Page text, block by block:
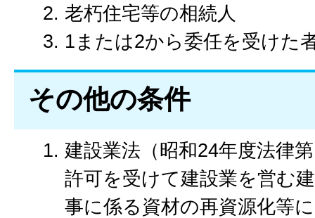
老朽住宅等の相続人
1または2から委任を受けた
その他の条件
建設業法（昭和24年度法律
許可を受けて建設業を営む
事に係る資材の再資源化等